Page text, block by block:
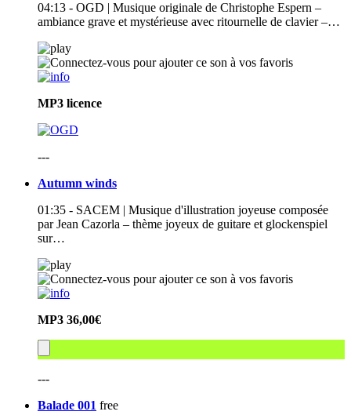
04:13 - OGD | Musique originale de Christophe Espern –
ambiance grave et mystérieuse avec ritournelle de clavier –…
MP3 licence
---
Autumn winds
01:35 - SACEM | Musique d'illustration joyeuse composée
par Jean Cazorla – thème joyeux de guitare et glockenspiel
sur…
MP3 36,00€
---
Balade 001 free